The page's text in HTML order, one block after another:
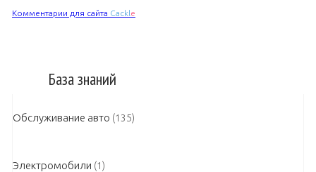
Комментарии для сайта Cackle
База знаний
Обслуживание авто (135)
Электромобили (1)